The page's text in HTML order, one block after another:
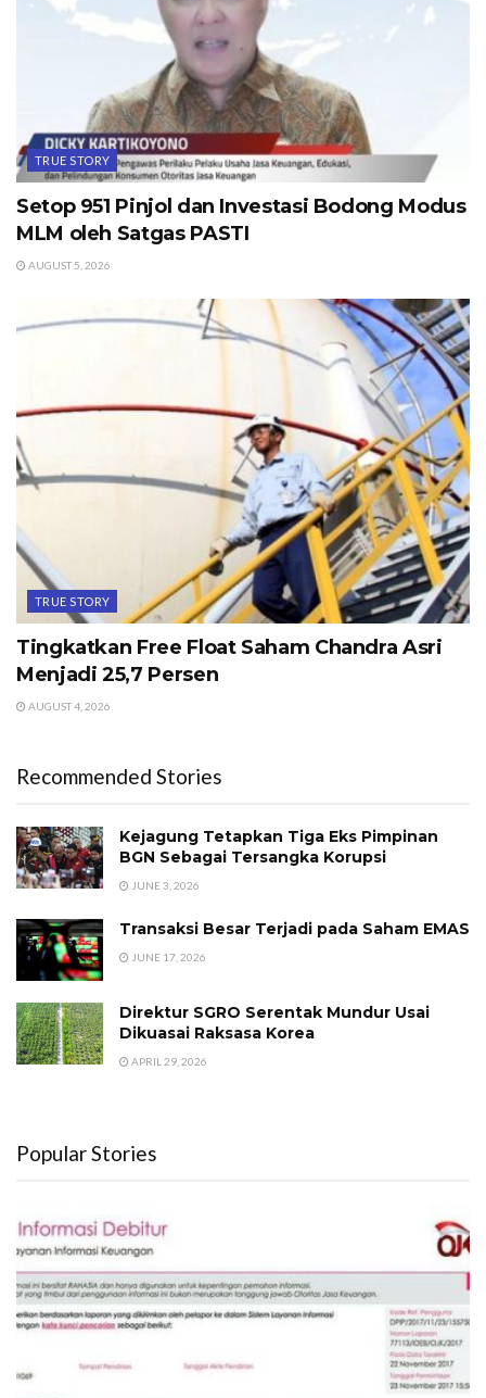
TRUE STORY
Setop 951 Pinjol dan Investasi Bodong Modus
MLM oleh Satgas PASTI
AUGUST 5, 2026
TRUE STORY
Tingkatkan Free Float Saham Chandra Asri
Menjadi 25,7 Persen
AUGUST 4, 2026
Recommended Stories
Kejagung Tetapkan Tiga Eks Pimpinan
BGN Sebagai Tersangka Korupsi
JUNE 3, 2026
Transaksi Besar Terjadi pada Saham EMAS
JUNE 17, 2026
Direktur SGRO Serentak Mundur Usai
Dikuasai Raksasa Korea
APRIL 29, 2026
Popular Stories